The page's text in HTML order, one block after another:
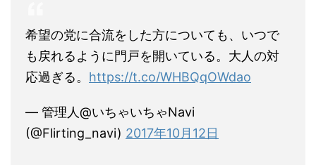
希望の党に合流をした方についても、いつで
も戻れるように門戸を開いている。大人の対
応過ぎる。 https://t.co/WHBQqOWdao
— 管理人@いちゃいちゃNavi
(@Flirting_navi) 2017年10月12日